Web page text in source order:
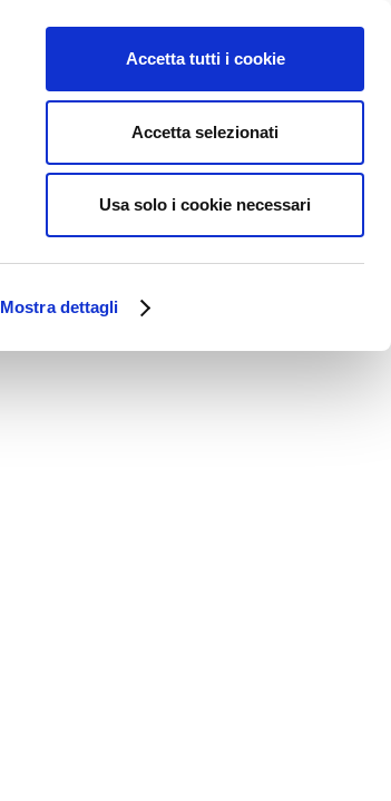
Mostra dettagli
Accetta tutti i cookie
Accetta selezionati
Usa solo i cookie necessari